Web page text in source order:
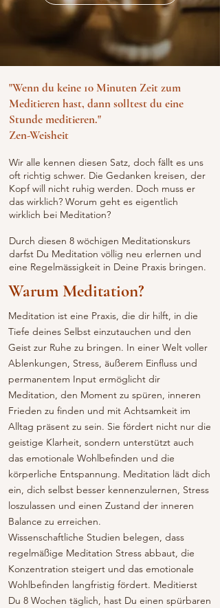
"Wenn du keine 10 Minuten Zeit zum
Meditieren hast, dann solltest du eine
Stunde meditieren."
Zen-Weisheit
Wir alle kennen diesen Satz, doch fällt es uns
oft richtig schwer. Die Gedanken kreisen, der
Kopf will nicht ruhig werden. Doch muss er
das wirklich? Worum geht es eigentlich
wirklich bei Meditation?
Durch diesen 8 wöchigen Meditationskurs
darfst Du Meditation völlig neu erlernen und
eine Regelmässigkeit in Deine Praxis bringen.
Warum Meditation?
Meditation ist eine Praxis, die dir hilft, in die
Tiefe deines Selbst einzutauchen und den
Geist zur Ruhe zu bringen. In einer Welt voller
Ablenkungen, Stress, äußerem Einfluss und
permanentem Input ermöglicht dir
Meditation, den Moment zu spüren, inneren
Frieden zu finden und mit Achtsamkeit im
Alltag präsent zu sein. Sie fördert nicht nur die
geistige Klarheit, sondern unterstützt auch
das emotionale Wohlbefinden und die
körperliche Entspannung. Meditation lädt dich
ein, dich selbst besser kennenzulernen, Stress
loszulassen und einen Zustand der inneren
Balance zu erreichen.
Wissenschaftliche Studien belegen, dass
regelmäßige Meditation Stress abbaut, die
Konzentration steigert und das emotionale
Wohlbefinden langfristig fördert. Meditierst
Du 8 Wochen täglich, hast Du einen spürbaren